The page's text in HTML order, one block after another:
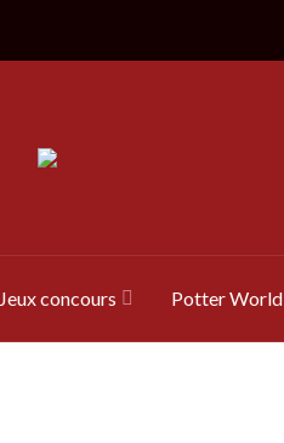
Jeux concours Potter World